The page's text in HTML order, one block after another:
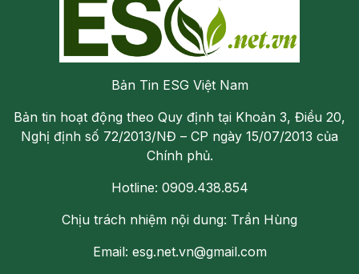
Bản Tin ESG Việt Nam
Bản tin hoạt động theo Quy định tại Khoản 3, Điều 20,
Nghị định số 72/2013/NĐ – CP ngày 15/07/2013 của
Chính phủ.
Hotline: 0909.438.854
Chịu trách nhiệm nội dung: Trần Hùng
Email: esg.net.vn@gmail.com